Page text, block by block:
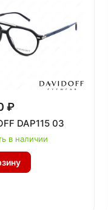
₽
DAP115 03
в наличии